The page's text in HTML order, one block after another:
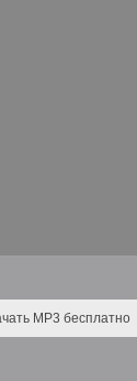
MP3 бесплатно